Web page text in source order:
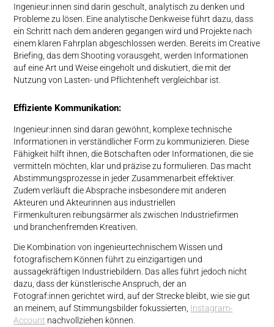
Ingenieur:innen sind darin geschult, analytisch zu denken und
Probleme zu lösen. Eine analytische Denkweise führt dazu, dass
ein Schritt nach dem anderen gegangen wird und Projekte nach
einem klaren Fahrplan abgeschlossen werden. Bereits im Creative
Briefing, das dem Shooting vorausgeht, werden Informationen
auf eine Art und Weise eingeholt und diskutiert, die mit der
Nutzung von Lasten- und Pflichtenheft vergleichbar ist.
Effiziente Kommunikation:
Ingenieur:innen sind daran gewöhnt, komplexe technische
Informationen in verständlicher Form zu kommunizieren. Diese
Fähigkeit hilft ihnen, die Botschaften oder Informationen, die sie
vermitteln möchten, klar und präzise zu formulieren. Das macht
Abstimmungsprozesse in jeder Zusammenarbeit effektiver.
Zudem verläuft die Absprache insbesondere mit anderen
Akteuren und Akteurinnen aus industriellen
Firmenkulturen reibungsärmer als zwischen Industriefirmen
und branchenfremden Kreativen.
Die Kombination von ingenieurtechnischem Wissen und
fotografischem Können führt zu einzigartigen und
aussagekräftigen Industriebildern. Das alles führt jedoch nicht
dazu, dass der künstlerische Anspruch, der an
Fotograf:innen gerichtet wird, auf der Strecke bleibt, wie sie gut
an meinem, auf Stimmungsbilder fokussierten, Instagram-
Account nachvollziehen können.